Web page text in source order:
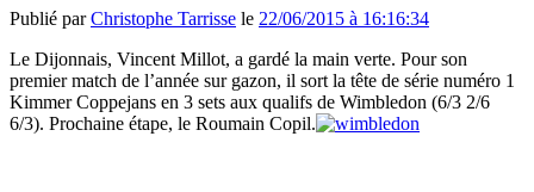
Publié parChristophe Tarrisse le 22/06/2015 à 16:16:34
Le Dijonnais, Vincent Millot, a gardé la main verte. Pour son
premier match de l’année sur gazon, il sort la tête de série numéro 1
Kimmer Coppejans en 3 sets aux qualifs de Wimbledon (6/3 2/6
6/3). Prochaine étape, le Roumain Copil.